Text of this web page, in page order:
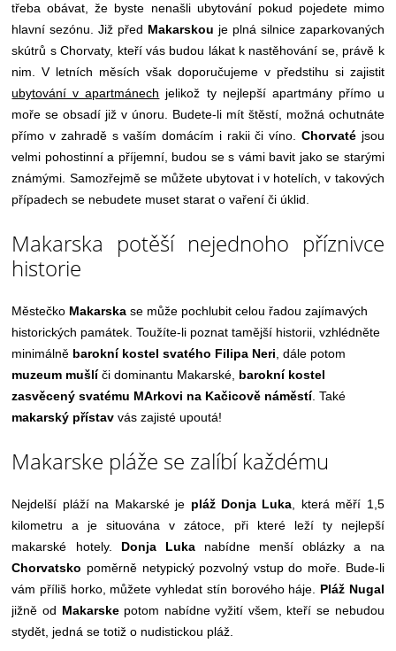
třeba obávat, že byste nenašli ubytování pokud pojedete mimo
hlavní sezónu. Již před Makarskou je plná silnice zaparkovaných
skútrů s Chorvaty, kteří vás budou lákat k nastěhování se, právě k
nim. V letních měsích však doporučujeme v předstihu si zajistit
ubytování v apartmánech jelikož ty nejlepší apartmány přímo u
moře se obsadí již v únoru. Budete-li mít štěstí, možná ochutnáte
přímo v zahradě s vaším domácím i rakii či víno. Chorvatéjsou
velmi pohostinní a příjemní, budou se s vámi bavit jako se starými
známými. Samozřejmě se můžete ubytovat i v hotelích, v takových
případech se nebudete muset starat o vaření či úklid.
Makarska potěší nejednoho příznivce
historie
Městečko Makarska se může pochlubit celou řadou zajímavých
historických památek. Toužíte-li poznat tamější historii, vzhlédněte
minimálně barokní kostel svatého Filipa Neri , dále potom
muzeum mušlíči dominantu Makarské, barokní kostel
zasvěcený svatému MArkovi na Kačicově náměstí. Také
makarský přístav vás zajisté upoutá!
Makarske pláže se zalíbí každému
Nejdelší pláží na Makarské je pláž Donja Luka , která měří 1,5
kilometru a je situována v zátoce, při které leží ty nejlepší
makarské hotely. Donja Lukanabídne menší oblázky a na
Chorvatsko poměrně netypický pozvolný vstup do moře. Bude-li
vám příliš horko, můžete vyhledat stín borového háje. Pláž Nugal
jižně od Makarskepotom nabídne vyžití všem, kteří se nebudou
stydět, jedná se totiž o nudistickou pláž.